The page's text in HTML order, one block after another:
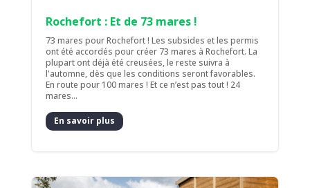
Rochefort : Et de 73 mares !
73 mares pour Rochefort ! Les subsides et les permis
ont été accordés pour créer 73 mares à Rochefort. La
plupart ont déjà été creusées, le reste suivra à
l'automne, dès que les conditions seront favorables.
En route pour 100 mares ! Et ce n’est pas tout ! 24
mares...
En savoir plus